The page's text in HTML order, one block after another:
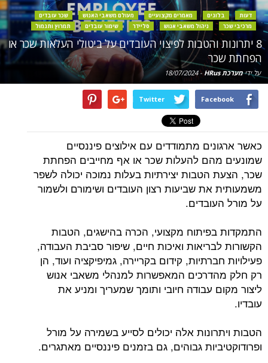
דעות בלוגים מאמרים מקצועיים מעולם משאבי האנוש
שכר עובדים
מרכיבי שכר
ניהול משאבי אנוש סליידר שימור עובדים תמרוץ ותגמול
8 יתרונות והטבות לפיצוי העובדים על ביטולי העלאות שכר או
הפחתת שכר
על ידימערכת HRus -
18/07/2024
Facebook
Twitter
כאשר ארגונים מתמודדים עם אילוצים פיננסיים
שמונעים מהם להעלות שכר או אף מחייבים הפחתת
שכר, הצעת הטבות יצירתיות בעלות נמוכה יכולה לשפר
משמעותית את שביעות רצון העובדים ושימורם ולשמור
על מורל העובדים.
התמקדות בפיתוח מקצועי, הכרה בהישגים, הטבות
הקשורות לבריאות ואיכות חיים, שיפור סביבת העבודה,
פעילויות חברתיות, קידום בקריירה, גמיפיקציה ועוד, הן
רק חלק מהדרכים המאפשרות למנהלי משאבי אנוש
ליצור מקום עבודה חיובי ותומך שמעריך ומניע את
עובדיו.
הטבות ויתרונות אלה יכולים לסייע בשמירה על מורל
ופרודוקטיביות גבוהים, גם בזמנים פיננסיים מאתגרים.